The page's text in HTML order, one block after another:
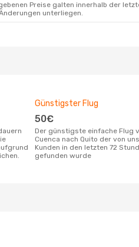
Preise galten innerhalb der
unterliegen.
Günstigster Flug
50€
Der günstigste einfache Flug von
Cuenca nach Quito der von
Kunden in den letzten 72
gefunden wurde